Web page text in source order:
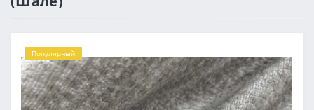
Популярный